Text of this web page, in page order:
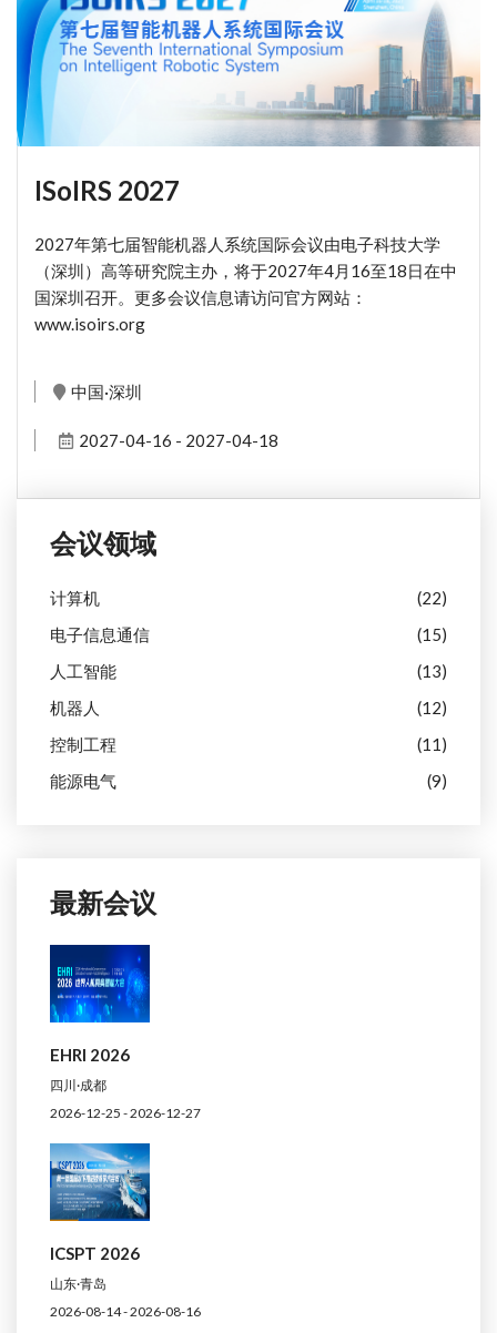
ISoIRS 2027
2027年第七届智能机器人系统国际会议由电子科技大学
（深圳）高等研究院主办，将于2027年4月16至18日在中
国深圳召开。更多会议信息请访问官方网站：
www.isoirs.org
中国·深圳
2027-04-16 - 2027-04-18
会议领域
计算机
(22)
电子信息通信
(15)
人工智能
(13)
机器人
(12)
控制工程
(11)
能源电气
(9)
最新会议
EHRI 2026
四川·成都
2026-12-25 - 2026-12-27
ICSPT 2026
山东·青岛
2026-08-14 - 2026-08-16